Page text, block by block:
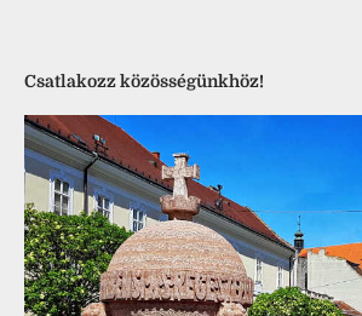
Csatlakozz közösségünkhöz!